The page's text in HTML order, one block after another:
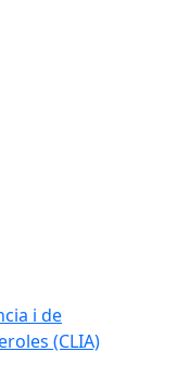
i de
(CLIA)